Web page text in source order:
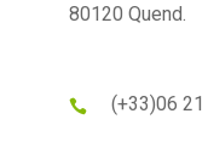
80120 Quend.
(+33)06